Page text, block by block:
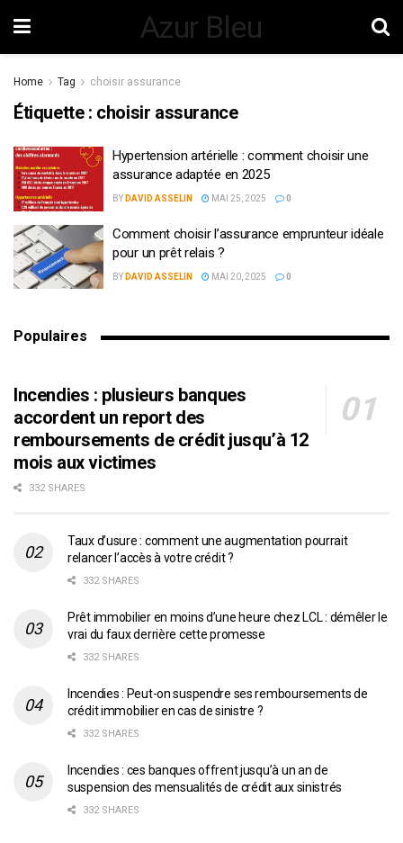
Azur Bleu
Home Tag choisir assurance
Étiquette : choisir assurance
Hypertension artérielle : comment choisir une
assurance adaptée en 2025
BY DAVID ASSELIN MAI 25, 2025 0
Comment choisir l’assurance emprunteur idéale
pour un prêt relais ?
BY DAVID ASSELIN MAI 20, 2025 0
Populaires
Incendies : plusieurs banques
accordent un report des
remboursements de crédit jusqu’à 12
mois aux victimes
332 SHARES
Taux d’usure : comment une augmentation pourrait
relancer l’accès à votre crédit ?
332 SHARES
Prêt immobilier en moins d’une heure chez LCL : démêler le
vrai du faux derrière cette promesse
332 SHARES
Incendies : Peut-on suspendre ses remboursements de
crédit immobilier en cas de sinistre ?
332 SHARES
Incendies : ces banques offrent jusqu’à un an de
suspension des mensualités de crédit aux sinistrés
332 SHARES